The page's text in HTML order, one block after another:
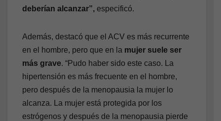
deberían alcanzar”, especificó.
Además, destacó que el ACV es más recurrente
en el hombre, pero que en la mujer suele ser
más grave. “Pudo haber sido este caso. La
hipertensión es más frecuente en el hombre,
pero después de la menopausia la mujer lo
alcanza. La mujer está protegida por los
estrógenos y después de la menopausia pierde